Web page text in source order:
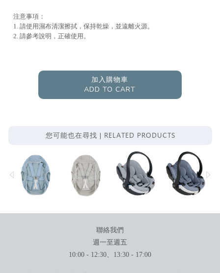
注意事項：
1. 請使用濕布清潔擦拭，保持乾燥，並遠離火源。
2. 請參考說明，正確使用。
加入購物車
ADD TO CART
您可能也在尋找 | RELATED PRODUCTS
聯絡我們
週一至週五
10:00 - 12:30、13:30 - 17:00